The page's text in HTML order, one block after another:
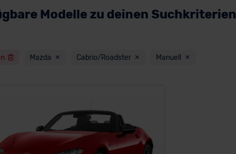
Modelle zu deinen Suchkriterien
Mazda Cabrio/Roadster Manuell